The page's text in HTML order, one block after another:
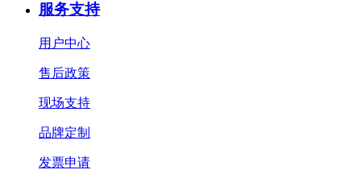
服务支持
用户中心
售后政策
现场支持
品牌定制
发票申请